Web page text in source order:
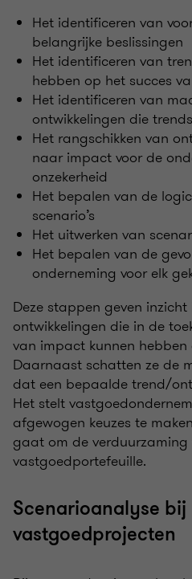
Het identificeren van
belangrijke beslissingen
Het identificeren van
hebben op het succes
Het identificeren van
ontwikkelingen die
Het rangschikken van
naar impact voor de
onzekerheid
Het bepalen van de
scenario’s
Het uitwerken van
Het bepalen van de
onderneming voor elk
Deze stappen geven
ontwikkelingen die in de
van impact kunnen
Daarnaast schatten ze de
dat een bepaalde trend/
Het stelt
afgewogen keuzes te
gaat om de
vastgoedportefeuille.
Scenarioanalyse bij
vastgoedprojecten